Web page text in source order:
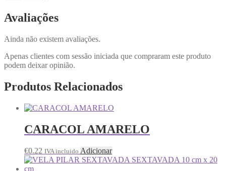
Avaliações
Ainda não existem avaliações.
Apenas clientes com sessão iniciada que compraram este produto
podem deixar opinião.
Produtos Relacionados
CARACOL AMARELO
€0.22 IVA incluido Adicionar